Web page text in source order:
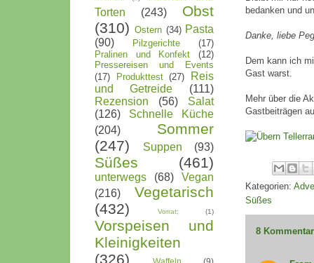
bedanken und
Danke, liebe
Dem kann ich
Gast warst.
Mehr über die
Gastbeiträgen
Kategorien:
Süßes
8
Torten
(243)
Obst
(310) Ostern (34) Pasta
(90)
Pilzgerichte
(17)
Pralinen und Konfekt
(12)
Pressereisen und Events
(17)
Produkttest (27)
Reis
und Getreide
(111)
Rezension
(56)
Salat
(126)
Schnelle Küche
(204)
Sommer
(247)
Suppen (93)
Süßes (461)
unterwegs (68)
Vegan
(216)
Vegetarisch
(432)
Vorrat; (1)
Vorspeisen und
Kleinigkeiten
(326)